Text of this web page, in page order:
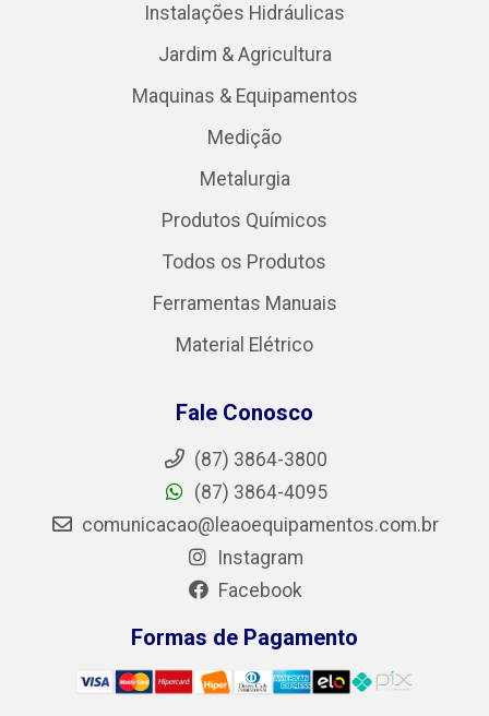
Instalações Hidráulicas
Jardim & Agricultura
Maquinas & Equipamentos
Medição
Metalurgia
Produtos Químicos
Todos os Produtos
Ferramentas Manuais
Material Elétrico
Fale Conosco
(87) 3864-3800
(87) 3864-4095
comunicacao@leaoequipamentos.com.br
Instagram
Facebook
Formas de Pagamento